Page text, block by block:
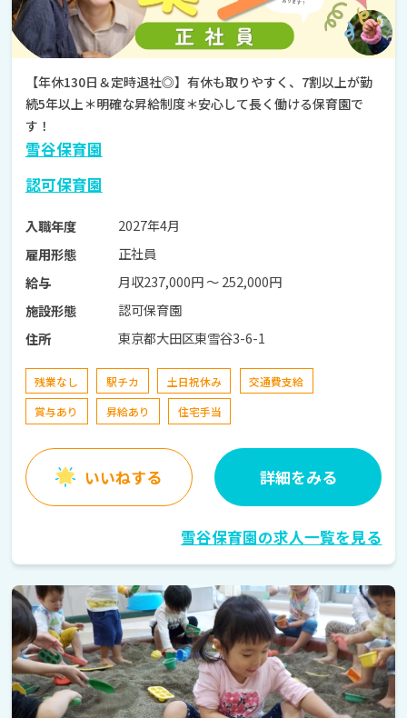
【年休130日＆定時退社◎】有休も取りやすく、7割以上が勤
続5年以上＊明確な昇給制度＊安心して長く働ける保育園で
す！
雪谷保育園
認可保育園
入職年度
2027年4月
雇用形態
正社員
給与
月収237,000円 〜 252,000円
施設形態
認可保育園
住所
東京都大田区東雪谷3-6-1
残業なし 駅チカ 土日祝休み
交通費支給
賞与あり
昇給あり 住宅手当
いいねする 詳細をみる
雪谷保育園の求人一覧を見る